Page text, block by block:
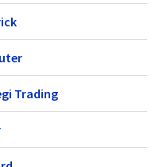
Trading